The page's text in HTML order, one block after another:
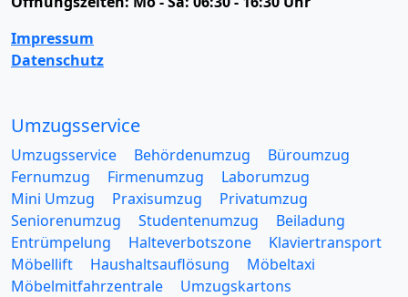
Impressum
Datenschutz
Umzugsservice
Umzugsservice Behördenumzug
Büroumzug
Fernumzug
Firmenumzug
Laborumzug
Mini Umzug
Praxisumzug
Privatumzug
Seniorenumzug
Studentenumzug
Beiladung
Entrümpelung
Halteverbotszone
Klaviertransport
Möbellift
Haushaltsauflösung
Möbeltaxi
Möbelmitfahrzentrale
Umzugskartons